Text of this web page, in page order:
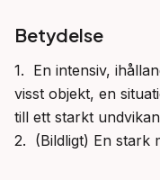
Betydelse
1.  En intensiv,
visst objekt, en
till ett starkt
2.  (Bildligt) En stark